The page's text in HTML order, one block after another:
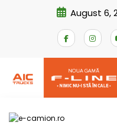
August 6,